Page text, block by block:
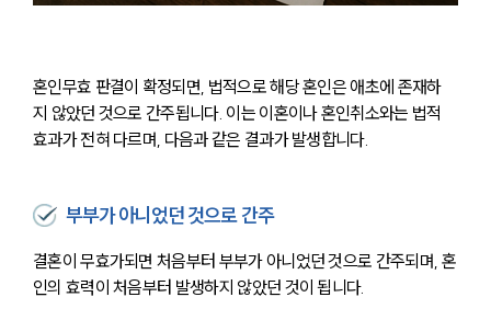
혼인무효 판결이 확정되면, 법적으로 해당 혼인은 애초에 존재하
지 않았던 것으로 간주됩니다. 이는 이혼이나 혼인취소와는 법적
효과가 전혀 다르며, 다음과 같은 결과가 발생합니다.
부부가 아니었던 것으로 간주
결혼이 무효가되면 처음부터 부부가 아니었던 것으로 간주되며, 혼
인의 효력이 처음부터 발생하지 않았던 것이 됩니다.